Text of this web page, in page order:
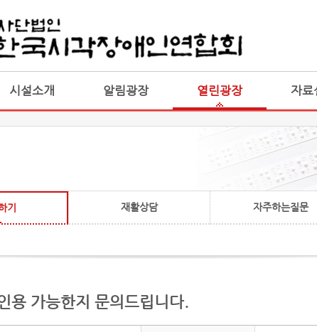
시설소개 알림광장 열린광장 자료
기 재활상담 자주하는질문
용 가능한지 문의드립니다.